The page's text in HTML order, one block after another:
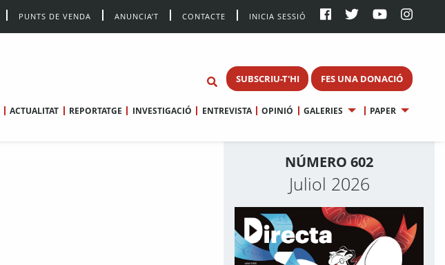
PUNTS DE VENDA ANUNCIA’T CONTACTE INICIA SESSIÓ
SUBSCRIU-T'HI FES UNA DONACIÓ
ACTUALITAT REPORTATGE INVESTIGACIÓ ENTREVISTA OPINIÓ GALERIES PAPER
NÚMERO 602
Juliol 2026